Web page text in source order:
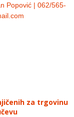
Popović | 062/565-
za trgovinu